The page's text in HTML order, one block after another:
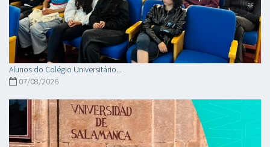
Alunos do Colégio Universitário...
07/08/2026